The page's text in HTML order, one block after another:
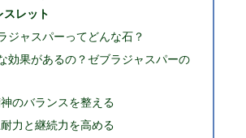
スレット
ジャスパーってどんな石？
効果があるの？ゼブラジャスパーの
のバランスを整える
力と継続力を高める